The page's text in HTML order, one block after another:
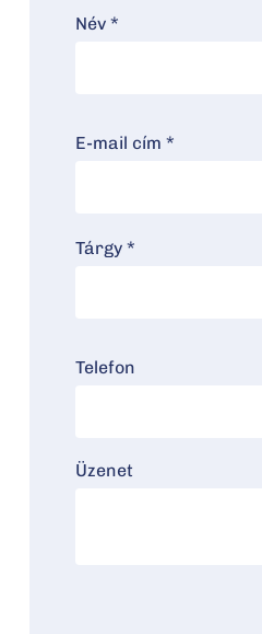
Név *
E-mail cím *
Tárgy *
Telefon
Üzenet